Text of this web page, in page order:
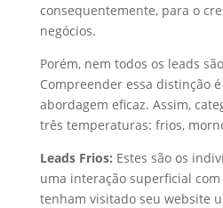
consequentemente, para o
negócios.
Porém, nem todos os leads
Compreender essa distinção
abordagem eficaz. Assim,
três temperaturas: frios,
Leads Frios: Estes são os
uma interação superficial com
tenham visitado seu website